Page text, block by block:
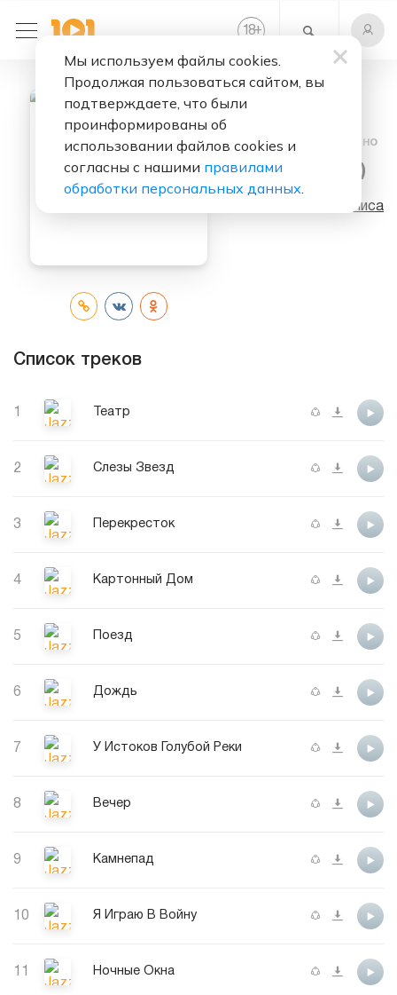
18+
Слушать бесплатно
Jazz (Album)
Алиса
Список треков
1 Театр
2 Слезы Звезд
3 Перекресток
4 Картонный Дом
5 Поезд
6 Дождь
7 У Истоков Голубой Реки
8 Вечер
9 Камнепад
10 Я Играю В Войну
11 Ночные Окна
Мы используем файлы cookies.
Продолжая пользоваться сайтом, вы
подтверждаете, что были
проинформированы об
использовании файлов cookies и
согласны с нашими правилами
обработки персональных данных.